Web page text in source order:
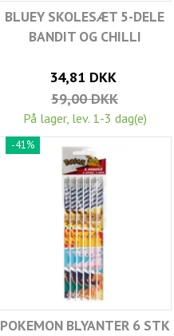
BLUEY SKOLESÆT 5-DELE
BANDIT OG CHILLI
34,81 DKK
59,00 DKK
På lager, lev. 1-3 dag(e)
-41%
POKEMON BLYANTER 6 STK